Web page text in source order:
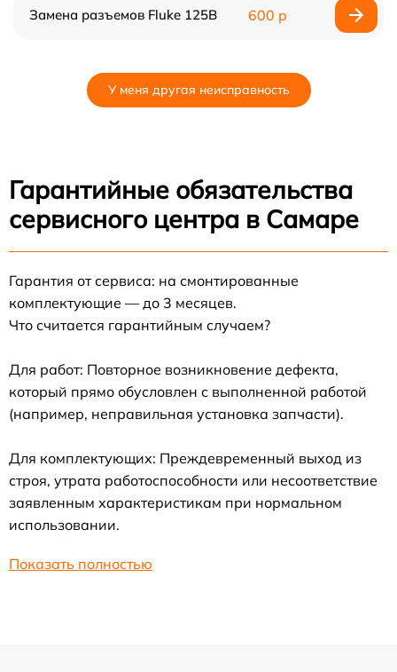
Замена разъемов Fluke 125B 600 р
У меня другая неисправность
Гарантийные обязательства
сервисного центра в Самаре
Гарантия от сервиса: на смонтированные
комплектующие — до 3 месяцев.
Что считается гарантийным случаем?
Для работ: Повторное возникновение дефекта,
который прямо обусловлен с выполненной работой
(например, неправильная установка запчасти).
Для комплектующих: Преждевременный выход из
строя, утрата работоспособности или несоответствие
заявленным характеристикам при нормальном
использовании.
Показать полностью